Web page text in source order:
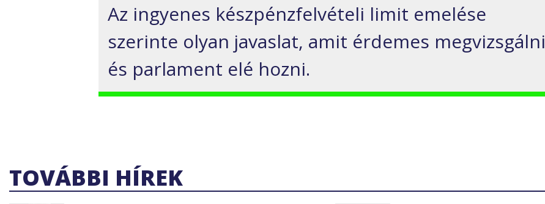
Az ingyenes készpénzfelvételi limit emelése
szerinte olyan javaslat, amit érdemes megvizsgálni
és parlament elé hozni.
TOVÁBBI HÍREK